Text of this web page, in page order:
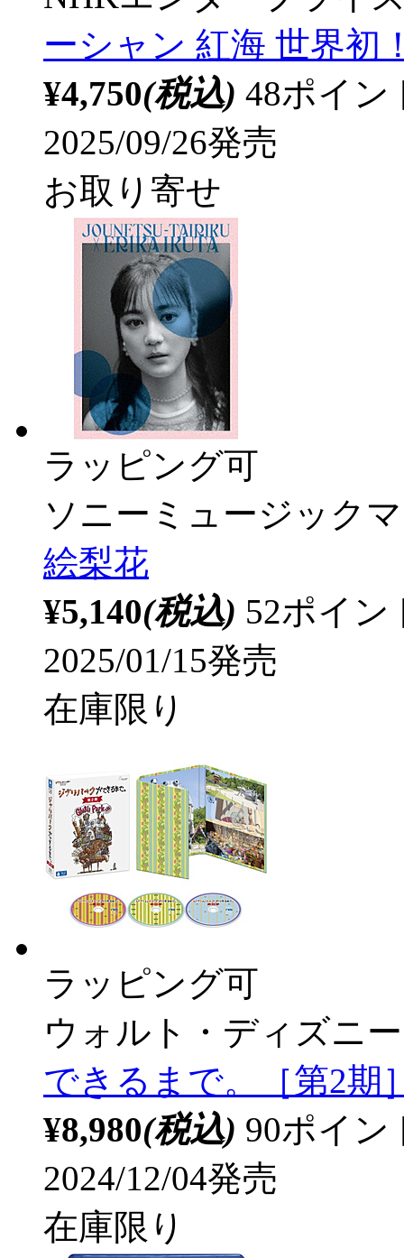
ーシャン 紅海 世界初
¥4,750(税込) 48ポイ
2025/09/26発売
お取り寄せ
ラッピング可
ソニーミュージック
絵梨花
¥5,140(税込) 52ポイ
2025/01/15発売
在庫限り
ラッピング可
ウォルト・ディズニ
できるまで。［第2期
¥8,980(税込) 90ポイ
2024/12/04発売
在庫限り